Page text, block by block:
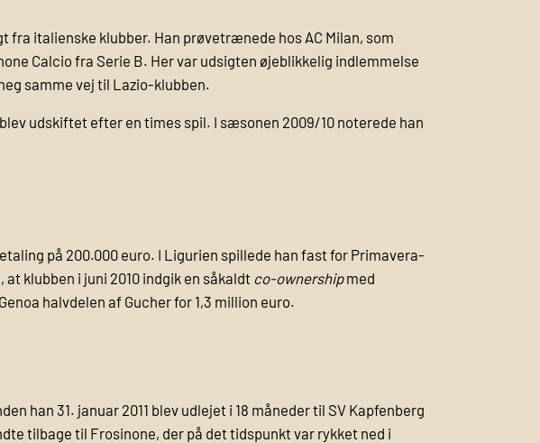
italienske klubber. Han prøvetrænede hos AC Milan, som
Calcio fra Serie B. Her var udsigten øjeblikkelig indlemmelse
samme vej til Lazio-klubben.
udskiftet efter en times spil. I sæsonen 2009/10 noterede han
på 200.000 euro. I Ligurien spillede han fast for Primavera-
klubben i juni 2010 indgik en såkaldtco-ownershipmed
halvdelen af Gucher for 1,3 million euro.
han 31. januar 2011 blev udlejet i 18 måneder til SV Kapfenberg
tilbage til Frosinone, der på det tidspunkt var rykket ned i